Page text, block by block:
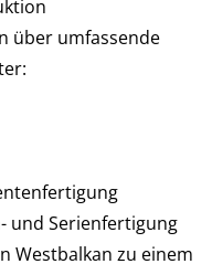
über umfassende
und Serienfertigung
Westbalkan zu einem